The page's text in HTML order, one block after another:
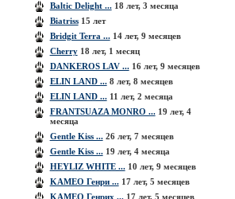
Baltic Delight ...18 лет, 3 месяца
Biatriss15 лет
Bridgit Terra ...14 лет, 9 месяцев
Cherry18 лет, 1 месяц
DANKEROS LAV ...16 лет, 9 месяцев
ELIN LAND ...8 лет, 8 месяцев
ELIN LAND ...11 лет, 2 месяца
FRANTSUAZA MONRO ...19 лет, 4
месяца
Gentle Kiss ...26 лет, 7 месяцев
Gentle Kiss ...19 лет, 4 месяца
HEYLIZ WHITE ...10 лет, 9 месяцев
KAMEO Генри ...17 лет, 5 месяцев
KAMEO Генрих ...17 лет, 5 месяцев